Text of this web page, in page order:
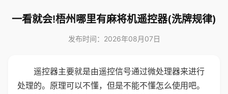
一看就会!梧州哪里有麻将机遥控器(洗牌规律)
发布时间：2026年08月07日
遥控器主要就是由遥控信号通过微处理器来进行
处理的。原理可以不懂，但是不能不懂怎么使用吧。